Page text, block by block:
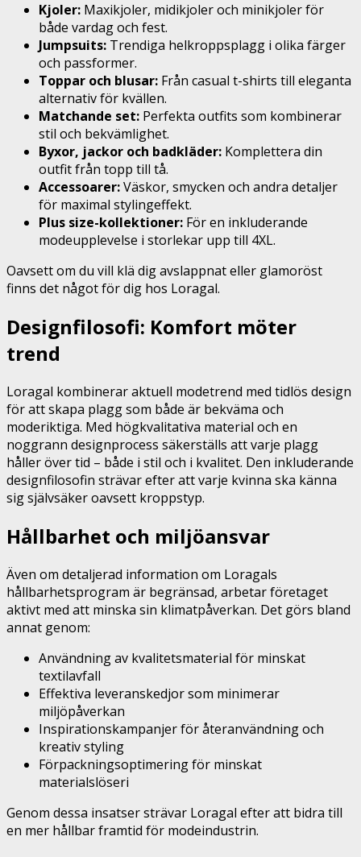
Kjoler: Maxikjoler, midikjoler och minikjoler för
både vardag och fest.
Jumpsuits: Trendiga helkroppsplagg i olika färger
och passformer.
Toppar och blusar: Från casual t-shirts till eleganta
alternativ för kvällen.
Matchande set: Perfekta outfits som kombinerar
stil och bekvämlighet.
Byxor, jackor och badkläder: Komplettera din
outfit från topp till tå.
Accessoarer:Väskor, smycken och andra detaljer
för maximal stylingeffekt.
Plus size-kollektioner: För en inkluderande
modeupplevelse i storlekar upp till 4XL.
Oavsett om du vill klä dig avslappnat eller glamoröst
finns det något för dig hos Loragal.
Designfilosofi: Komfort möter
trend
Loragal kombinerar aktuell modetrend med tidlös design
för att skapa plagg som både är bekväma och
moderiktiga. Med högkvalitativa material och en
noggrann designprocess säkerställs att varje plagg
håller över tid – både i stil och i kvalitet. Den inkluderande
designfilosofin strävar efter att varje kvinna ska känna
sig självsäker oavsett kroppstyp.
Hållbarhet och miljöansvar
Även om detaljerad information om Loragals
hållbarhetsprogram är begränsad, arbetar företaget
aktivt med att minska sin klimatpåverkan. Det görs bland
annat genom:
Användning av kvalitetsmaterial för minskat
textilavfall
Effektiva leveranskedjor som minimerar
miljöpåverkan
Inspirationskampanjer för återanvändning och
kreativ styling
Förpackningsoptimering för minskat
materialslöseri
Genom dessa insatser strävar Loragal efter att bidra till
en mer hållbar framtid för modeindustrin.